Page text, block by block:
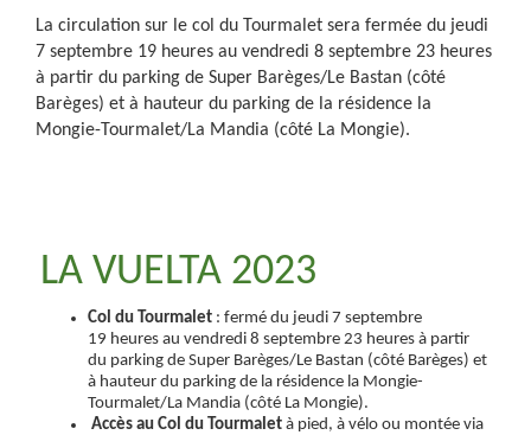
La circulation sur le col du Tourmalet sera fermée du jeudi
7 septembre 19 heures au vendredi 8 septembre 23 heures
à partir du parking de Super Barèges/Le Bastan (côté
Barèges) et à hauteur du parking de la résidence la
Mongie-Tourmalet/La Mandia (côté La Mongie).
LA VUELTA 2023
Col du Tourmalet : fermé du jeudi 7 septembre
19 heures au vendredi 8 septembre 23 heures à partir
du parking de Super Barèges/Le Bastan (côté Barèges) et
à hauteur du parking de la résidence la Mongie-
Tourmalet/La Mandia (côté La Mongie).
Accès au Col du Tourmalet à pied, à vélo ou montée via